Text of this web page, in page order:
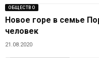
ОБЩЕСТВО
Новое горе в семье
человек
21.08.2020